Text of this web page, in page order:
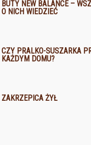
BUTY NEW BALANCE –
O NICH WIEDZIEĆ
CZY PRALKO-SUSZARKA
KAŻDYM DOMU?
ZAKRZEPICA ŻYŁ